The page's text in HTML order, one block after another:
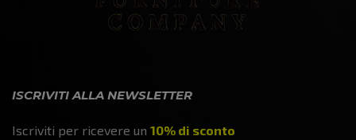
ISCRIVITI ALLA NEWSLETTER
Iscriviti per ricevere un 10% di sconto